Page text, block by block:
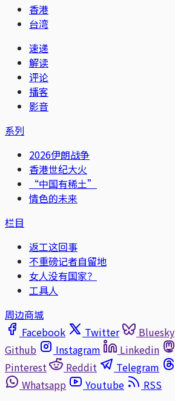
香港
台湾
速递
解读
评论
播客
影音
系列
2026伊朗战争
香港世纪大火
“中国有稀土”
情色的未来
栏目
返工这回事
不重磅记者自留地
女人没有国家？
工具人
周边商城
Facebook
Twitter Bluesky
Github
Instagram Linkedin
Pinterest
Reddit Telegram
Whatsapp
Youtube
RSS